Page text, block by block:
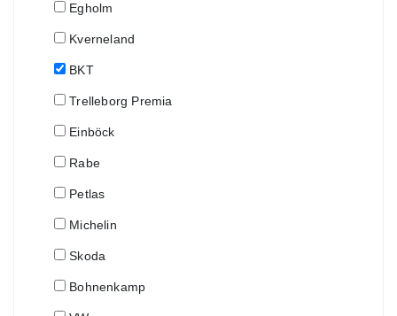
Egholm
Kverneland
BKT
Trelleborg Premia
Einböck
Rabe
Petlas
Michelin
Skoda
Bohnenkamp